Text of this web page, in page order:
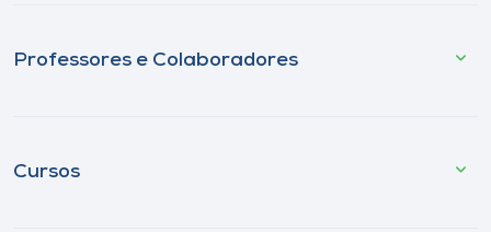
Professores e Colaboradores
Cursos